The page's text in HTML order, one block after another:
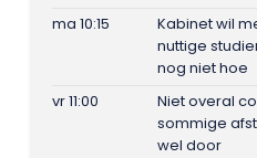
ma 10:15
Kabinet wil
nuttige
nog niet hoe
vr 11:00
Niet overal
sommige
wel door